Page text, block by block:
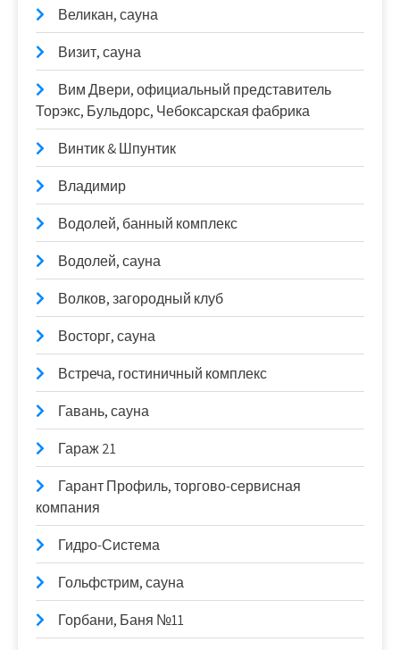
Великан, сауна
Визит, сауна
Вим Двери, официальный представитель
Торэкс, Бульдорс, Чебоксарская фабрика
Винтик & Шпунтик
Владимир
Водолей, банный комплекс
Водолей, сауна
Волков, загородный клуб
Восторг, сауна
Встреча, гостиничный комплекс
Гавань, сауна
Гараж 21
Гарант Профиль, торгово-сервисная
компания
Гидро-Система
Гольфстрим, сауна
Горбани, Баня №11